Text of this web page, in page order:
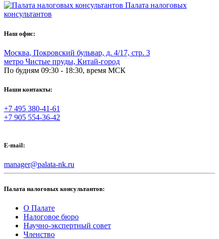
Палата налоговых
консультантов
Наш офис:
Москва, Покровский бульвар, д. 4/17, стр. 3
метро Чистые пруды, Китай-город
По будням 09:30 - 18:30, время МСК
Наши контакты:
+7 495 380-41-61
+7 905 554-36-42
E-mail:
manager@palata-nk.ru
Палата налоговых консультантов:
О Палате
Налоговое бюро
Научно-экспертный совет
Членство